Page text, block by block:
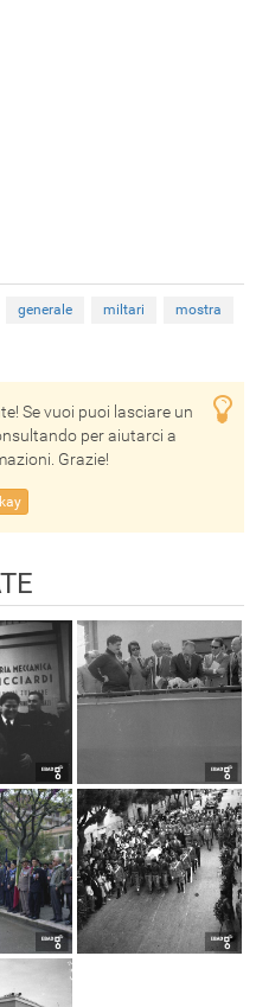
generale miltari
mostra
Se vuoi puoi lasciare un
per aiutarci a
Grazie!